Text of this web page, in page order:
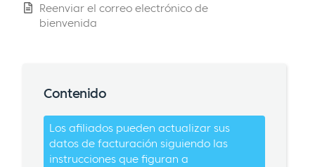
Reenviar el correo electrónico de
bienvenida
Contenido
Los afiliados pueden actualizar sus
datos de facturación siguiendo las
instrucciones que figuran a